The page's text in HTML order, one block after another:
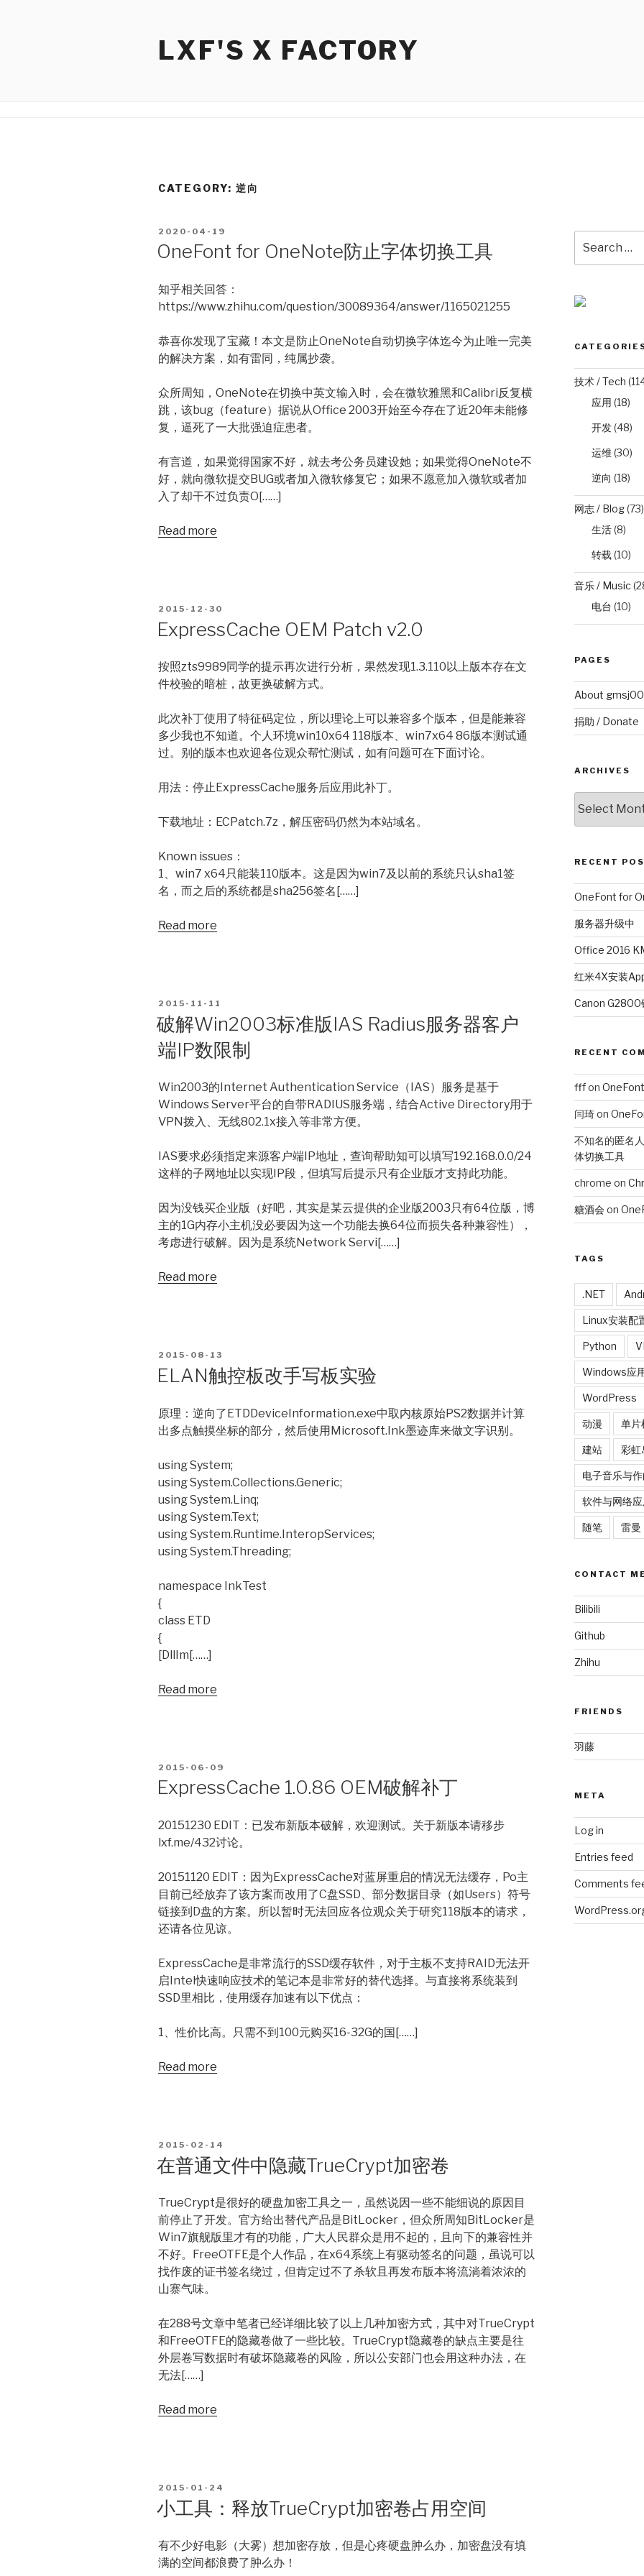
LXF'S X FACTORY
CATEGORY: 逆向
POSTED
2020-04-19
OneFont for OneNote防止字体切换工具
知乎相关回答：
https://www.zhihu.com/question/30089364/answer/1165021255
恭喜你发现了宝藏！本文是防止OneNote自动切换字体迄今为止唯一完美
的解决方案，如有雷同，纯属抄袭。
众所周知，OneNote在切换中英文输入时，会在微软雅黑和Calibri反复横
跳，该bug（feature）据说从Office 2003开始至今存在了近20年未能修
复，逼死了一大批强迫症患者。
有言道，如果觉得国家不好，就去考公务员建设她；如果觉得OneNote不
好，就向微软提交BUG或者加入微软修复它；如果不愿意加入微软或者加
入了却干不过负责O[……]
Read more
POSTED
2015-12-30
ExpressCache OEM Patch v2.0
按照zts9989同学的提示再次进行分析，果然发现1.3.110以上版本存在文
件校验的暗桩，故更换破解方式。
此次补丁使用了特征码定位，所以理论上可以兼容多个版本，但是能兼容
多少我也不知道。个人环境win10x64 118版本、win7x64 86版本测试通
过。别的版本也欢迎各位观众帮忙测试，如有问题可在下面讨论。
用法：停止ExpressCache服务后应用此补丁。
下载地址：ECPatch.7z，解压密码仍然为本站域名。
Known issues：
1、win7 x64只能装110版本。这是因为win7及以前的系统只认sha1签
名，而之后的系统都是sha256签名[……]
Read more
POSTED
ON
2015-11-11
破解Win2003标准版IAS Radius服务器客户
端IP数限制
Win2003的Internet Authentication Service（IAS）服务是基于
Windows Server平台的自带RADIUS服务端，结合Active Directory用于
VPN拨入、无线802.1x接入等非常方便。
IAS要求必须指定来源客户端IP地址，查询帮助知可以填写192.168.0.0/24
这样的子网地址以实现IP段，但填写后提示只有企业版才支持此功能。
因为没钱买企业版（好吧，其实是某云提供的企业版2003只有64位版，博
主的1G内存小主机没必要因为这一个功能去换64位而损失各种兼容性），
考虑进行破解。因为是系统Network Servi[……]
Read more
POSTED
2015-08-13
ELAN触控板改手写板实验
原理：逆向了ETDDeviceInformation.exe中取内核原始PS2数据并计算
出多点触摸坐标的部分，然后使用Microsoft.Ink墨迹库来做文字识别。
using System;
using System.Collections.Generic;
using System.Linq;
using System.Text;
using System.Runtime.InteropServices;
using System.Threading;
namespace InkTest
{
class ETD
{
[DllIm[……]
Read more
POSTED
2015-06-09
ExpressCache 1.0.86 OEM破解补丁
20151230 EDIT：已发布新版本破解，欢迎测试。关于新版本请移步
lxf.me/432讨论。
20151120 EDIT：因为ExpressCache对蓝屏重启的情况无法缓存，Po主
目前已经放弃了该方案而改用了C盘SSD、部分数据目录（如Users）符号
链接到D盘的方案。所以暂时无法回应各位观众关于研究118版本的请求，
还请各位见谅。
ExpressCache是非常流行的SSD缓存软件，对于主板不支持RAID无法开
启Intel快速响应技术的笔记本是非常好的替代选择。与直接将系统装到
SSD里相比，使用缓存加速有以下优点：
1、性价比高。只需不到100元购买16-32G的国[……]
Read more
POSTED
ON
2015-02-14
在普通文件中隐藏TrueCrypt加密卷
TrueCrypt是很好的硬盘加密工具之一，虽然说因一些不能细说的原因目
前停止了开发。官方给出替代产品是BitLocker，但众所周知BitLocker是
Win7旗舰版里才有的功能，广大人民群众是用不起的，且向下的兼容性并
不好。FreeOTFE是个人作品，在x64系统上有驱动签名的问题，虽说可以
找作废的证书签名绕过，但肯定过不了杀软且再发布版本将流淌着浓浓的
山寨气味。
在288号文章中笔者已经详细比较了以上几种加密方式，其中对TrueCrypt
和FreeOTFE的隐藏卷做了一些比较。TrueCrypt隐藏卷的缺点主要是往
外层卷写数据时有破坏隐藏卷的风险，所以公安部门也会用这种办法，在
无法[……]
Read more
POSTED
ON
2015-01-24
小工具：释放TrueCrypt加密卷占用空间
有不少好电影（大雾）想加密存放，但是心疼硬盘肿么办，加密盘没有填
满的空间都浪费了肿么办！
for:
技术 / Tech
应用 (18)
开发(48)
运维(30)
逆向 (18)
网志 / Blog(73)
生活(8)
转载 (10)
音乐 / Music
电台 (10)
PAGES
About
捐助 / Donate
ARCHIVES
RECENT
OneFont for
服务器升级中
Office 2016
红米4X安装
Canon G2800
RECENT
fffon
闫琦on
不知名的匿名
体切换工具
chrome on
糖酒会on
TAGS
.NET
Linux安装配
Python
Windows应
WordPress
动漫 单片
建站 彩虹
电子音乐与
软件与网络
随笔 雷曼
CONTACT
Bilibili
Github
Zhihu
FRIENDS
羽藤
META
Log in
Entries feed
Comments